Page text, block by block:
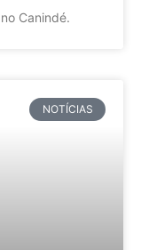
Canindé.
NOTÍCIAS